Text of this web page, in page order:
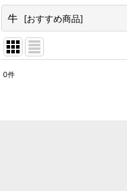
牛 [おすすめ商品]
0件